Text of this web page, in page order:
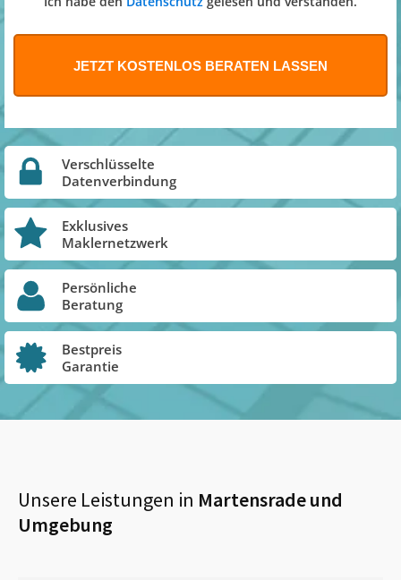
Verschlüsselte
Datenverbindung
Exklusives
Maklernetzwerk
Persönliche
Beratung
Bestpreis
Garantie
Unsere Leistungen in Martensradeund
Umgebung